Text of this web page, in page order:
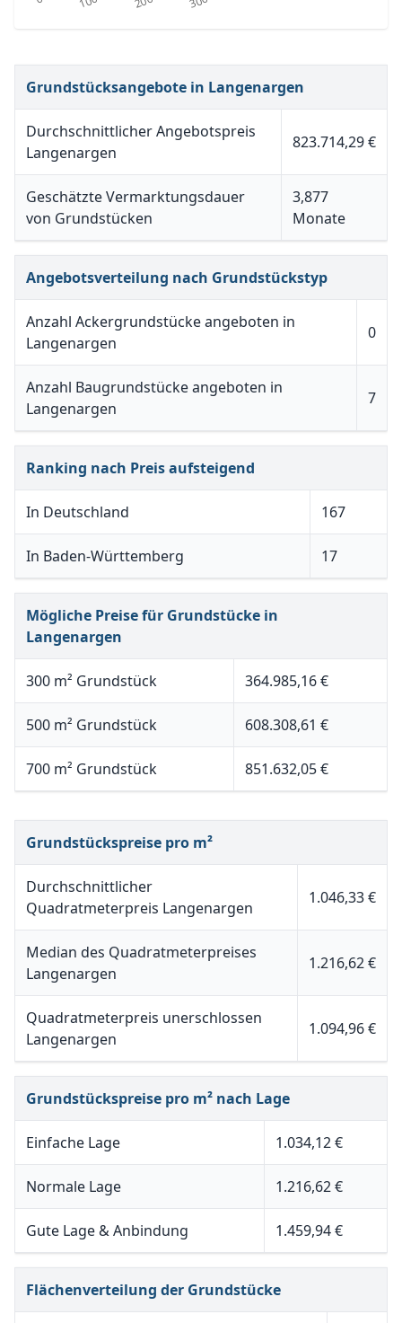
Grundstücksangebote in Langenargen
Durchschnittlicher Angebotspreis
Langenargen
823.714,29 €
Geschätzte Vermarktungsdauer
von Grundstücken
3,877
Monate
Angebotsverteilung nach Grundstückstyp
Anzahl Ackergrundstücke angeboten in
Langenargen
0
Anzahl Baugrundstücke angeboten in
Langenargen
7
Ranking nach Preis aufsteigend
In Deutschland 167
In Baden-Württemberg 17
Mögliche Preise für Grundstücke in
Langenargen
300 m² Grundstück 364.985,16 €
500 m² Grundstück 608.308,61 €
700 m² Grundstück 851.632,05 €
Grundstückspreise pro m²
Durchschnittlicher
Quadratmeterpreis Langenargen
1.046,33 €
Median des Quadratmeterpreises
Langenargen
1.216,62 €
Quadratmeterpreis unerschlossen
Langenargen
1.094,96 €
Grundstückspreise pro m² nach Lage
Einfache Lage 1.034,12 €
Normale Lage 1.216,62 €
Gute Lage & Anbindung 1.459,94 €
Flächenverteilung der Grundstücke